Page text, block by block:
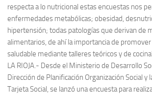
respecta a lo nutricional estas encuestas nos
enfermedades metabólicas; obesidad,
hipertensión; todas patologías que derivan de
alimentarios, de ahí la importancia de
saludable mediante talleres teóricos y de
LA RIOJA.- Desde el Ministerio de Desarrollo
Dirección de Planificación Organización Social y
Tarjeta Social, se lanzó una encuesta para